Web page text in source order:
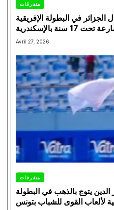
متفرقات
الجزائر في البطولة الإفريقية
17 سنة بالإسكندرية
Avril 27, 2026
متفرقات
يتوج بالذهب في البطولة
لألعاب القوى للشباب بتونس